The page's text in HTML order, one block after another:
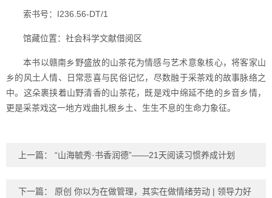
索书号：I236.56-DT/1
馆藏位置：社会科学文献借阅区
本书以赣南乡野盛放的山茶花为情感与艺术意象核心，将客家山
乡的风土人情、日常悲喜与民俗记忆，尽数融于采茶戏的故事脉络之
中。这朵裹挟着山野清香的山茶花，既是戏中绵延不绝的乡音乡情，
更是采茶戏这一地方戏曲扎根乡土、生生不息的生命力象征。
上一篇： “山海毓秀·书香润德”——21天阅读习惯养成计划
下一篇： 原创 你以为在做管理，其实在做情绪劳动 | 领导力好